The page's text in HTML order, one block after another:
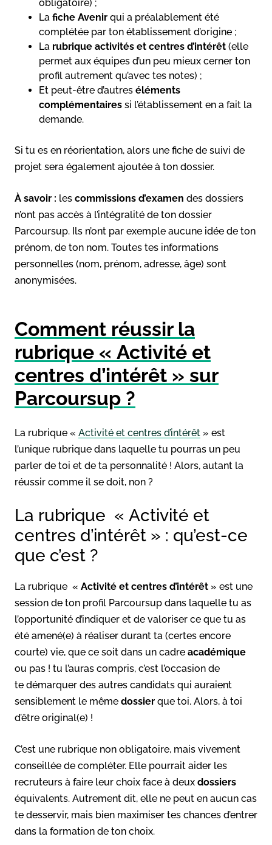
obligatoire) ;
La fiche Avenir qui a préalablement été
complétée par ton établissement d’origine ;
La rubrique activités et centres d’intérêt (elle
permet aux équipes d’un peu mieux cerner ton
profil autrement qu’avec tes notes) ;
Et peut-être d’autres éléments
complémentaires si l’établissement en a fait la
demande.
Si tu es en réorientation, alors une fiche de suivi de
projet sera également ajoutée à ton dossier.
À savoir : les commissions d’examen des dossiers
n’ont pas accès à l’intégralité de ton dossier
Parcoursup. Ils n’ont par exemple aucune idée de ton
prénom, de ton nom. Toutes tes informations
personnelles (nom, prénom, adresse, âge) sont
anonymisées.
Comment réussir la
rubrique « Activité et
centres d’intérêt » sur
Parcoursup ?
La rubrique « Activité et centres d’intérêt » est
l’unique rubrique dans laquelle tu pourras un peu
parler de toi et de ta personnalité ! Alors, autant la
réussir comme il se doit, non ?
La rubrique « Activité et
centres d’intérêt » : qu’est-ce
que c’est ?
La rubrique « Activité et centres d’intérêt » est une
session de ton profil Parcoursup dans laquelle tu as
l’opportunité d’indiquer et de valoriser ce que tu as
été amené(e) à réaliser durant ta (certes encore
courte) vie, que ce soit dans un cadre académique
ou pas ! tu l’auras compris, c’est l’occasion de
te démarquer des autres candidats qui auraient
sensiblement le même dossier que toi. Alors, à toi
d’être original(e) !
C’est une rubrique non obligatoire, mais vivement
conseillée de compléter. Elle pourrait aider les
recruteurs à faire leur choix face à deux dossiers
équivalents. Autrement dit, elle ne peut en aucun cas
te desservir, mais bien maximiser tes chances d’entrer
dans la formation de ton choix.